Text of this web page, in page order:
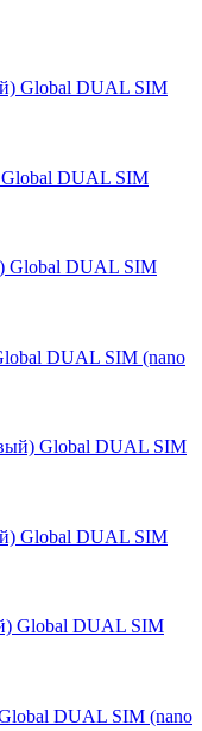
DUAL SIM
DUAL SIM (nano
Global DUAL SIM
DUAL SIM (nano